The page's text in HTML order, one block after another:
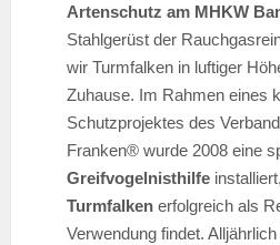
Artenschutz am MHKW
Stahlgerüst der
wir Turmfalken in luftiger
Zuhause. Im Rahmen eines
Schutzprojektes des
Franken® wurde 2008 eine
Greifvogelnisthilfe
Turmfalken erfolgreich als
Verwendung findet.